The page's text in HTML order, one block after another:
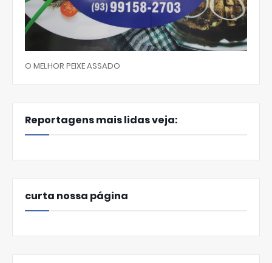
O MELHOR PEIXE ASSADO
Reportagens mais lidas veja:
curta nossa página